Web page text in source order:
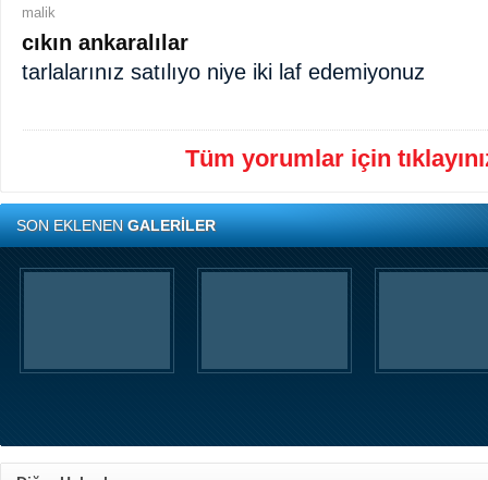
malik
cıkın ankaralılar
tarlalarınız satılıyo niye iki laf edemiyonuz
Tüm yorumlar için
SON EKLENENGALERİLER